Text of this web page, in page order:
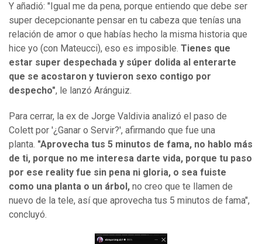
Y añadió: "Igual me da pena, porque entiendo que debe ser
super decepcionante pensar en tu cabeza que tenías una
relación de amor o que habías hecho la misma historia que
hice yo (con Mateucci), eso es imposible. Tienes que
estar super despechada y súper dolida al enterarte
que se acostaron y tuvieron sexo contigo por
despecho", le lanzó Aránguiz.
Para cerrar, la ex de Jorge Valdivia analizó el paso de
Colett por '¿Ganar o Servir?', afirmando que fue una
planta. "Aprovecha tus 5 minutos de fama, no hablo más
de ti, porque no me interesa darte vida, porque tu paso
por ese reality fue sin pena ni gloria, o sea fuiste
como una planta o un árbol, no creo que te llamen de
nuevo de la tele, así que aprovecha tus 5 minutos de fama",
concluyó.